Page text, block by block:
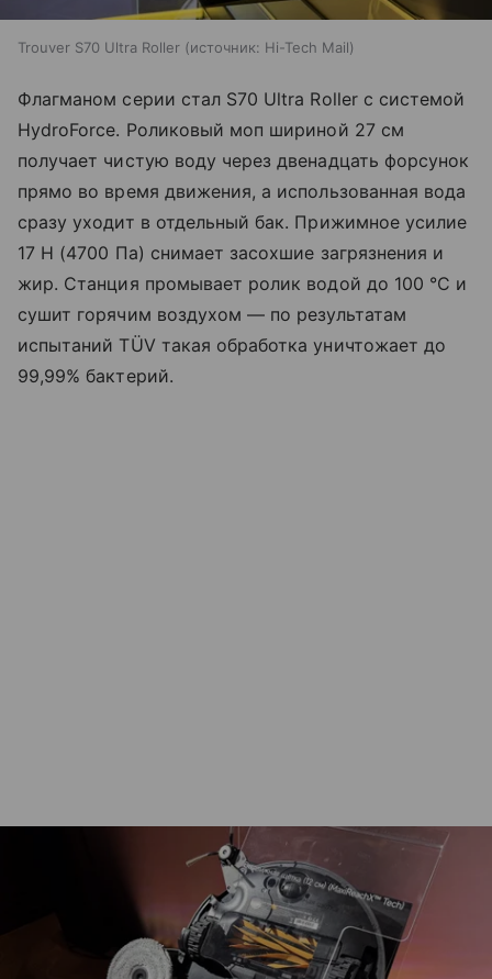
Trouver S70 Ultra Roller источник: Hi-Tech Mail
Флагманом серии стал S70 Ultra Roller с системой
HydroForce. Роликовый моп шириной 27 см
получает чистую воду через двенадцать форсунок
прямо во время движения, а использованная вода
сразу уходит в отдельный бак. Прижимное усилие
17 Н (4700 Па) снимает засохшие загрязнения и
жир. Станция промывает ролик водой до 100 °C и
сушит горячим воздухом — по результатам
испытаний TÜV такая обработка уничтожает до
99,99% бактерий.